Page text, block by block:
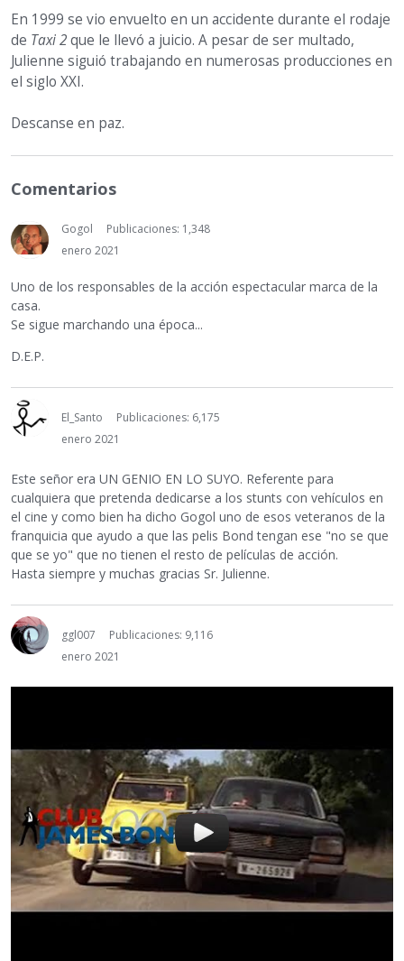
En 1999 se vio envuelto en un accidente durante el rodaje
de Taxi 2que le llevó a juicio. A pesar de ser multado,
Julienne siguió trabajando en numerosas producciones en
el siglo XXI.
Descanse en paz.
Comentarios
Gogol
Publicaciones: 1,348
enero 2021
Uno de los responsables de la acción espectacular marca de la
casa.
Se sigue marchando una época...
D.E.P.
El_Santo
Publicaciones: 6,175
enero 2021
Este señor era UN GENIO EN LO SUYO. Referente para
cualquiera que pretenda dedicarse a los stunts con vehículos en
el cine y como bien ha dicho Gogol uno de esos veteranos de la
franquicia que ayudo a que las pelis Bond tengan ese "no se que
que se yo" que no tienen el resto de películas de acción.
Hasta siempre y muchas gracias Sr. Julienne.
ggl007
Publicaciones: 9,116
enero 2021